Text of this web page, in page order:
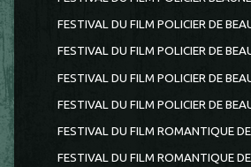
FESTIVAL DU FILM POLICIER DE
FESTIVAL DU FILM POLICIER DE
FESTIVAL DU FILM POLICIER DE
FESTIVAL DU FILM POLICIER DE
FESTIVAL DU FILM ROMANTIQUE
FESTIVAL DU FILM ROMANTIQUE